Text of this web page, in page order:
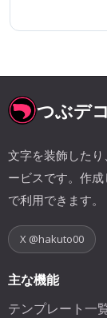
つぶデコ
文字を装飾した
ービスです。作
で利用できます。
X @hakuto00
主な機能
テンプレート一